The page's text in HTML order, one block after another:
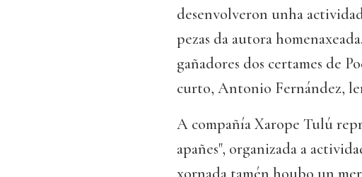
desenvolveron unha
pezas da autora
gañadores dos certames de
curto, Antonio Fernández,
A compañía Xarope Tulú
apañes", organizada a